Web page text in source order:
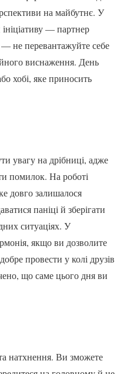
на майбутнє. У
— партнер
не перевантажуйте себе
виснаження. День
хобі, яке приносить
увагу на дрібниці, адже
помилок. На роботі
довго залишалося
паніці й зберігати
ситуаціях. У
якщо ви дозволите
провести у колі друзів
що саме цього дня ви
натхнення. Ви зможете